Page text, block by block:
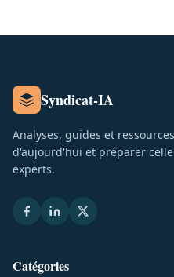
Syndicat-IA
Analyses, guides et
d'aujourd'hui et préparer
experts.
Catégories